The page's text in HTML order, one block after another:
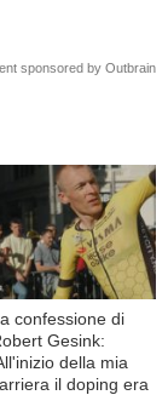
sponsored by Outbrain
confessione di
Gesink:
della mia
il doping era